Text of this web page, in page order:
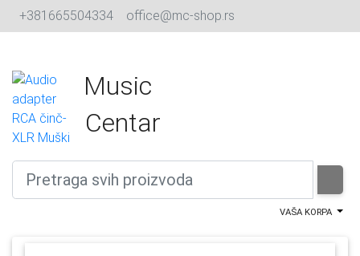
+381665504334 office@mc-shop.rs
Music
Centar
VAŠA KORPA